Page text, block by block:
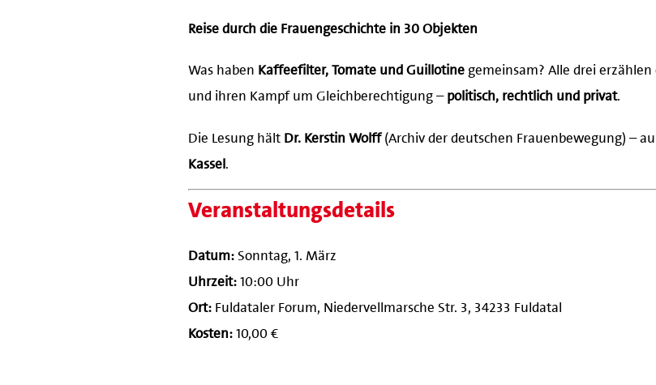
Reise durch die Frauengeschichte in 30 Objekten
Was haben Kaffeefilter, Tomate und Guillotine gemeinsam? Alle drei
und ihren Kampf um Gleichberechtigung – politisch, rechtlich und privat.
Die Lesung hält Dr. Kerstin Wolff(Archiv der deutschen Frauenbewegung) –
Kassel
Veranstaltungsdetails
Datum: Sonntag, 1. März
Uhrzeit: 10:00 Uhr
Ort: Fuldataler Forum, Niedervellmarsche Str. 3, 34233 Fuldatal
Kosten: 10,00 €